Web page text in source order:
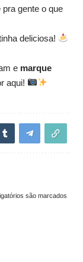
gente o que
deliciosa!
e marque
aqui!
são marcados